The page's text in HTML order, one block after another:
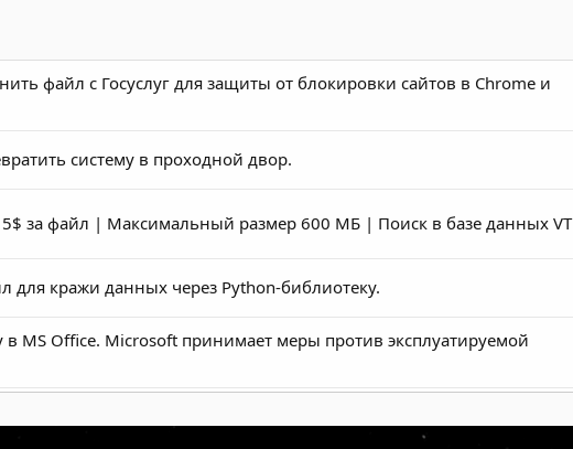
файл с Госуслуг для защиты от блокировки сайтов в Chrome и
систему в проходной двор.
за файл | Максимальный размер 600 МБ | Поиск в базе данных VT
для кражи данных через Python-библиотеку.
MS Office. Microsoft принимает меры против эксплуатируемой